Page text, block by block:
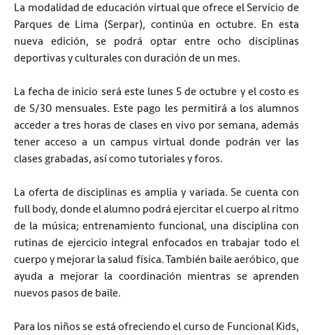
La modalidad de educación virtual que ofrece el Servicio de
Parques de Lima (Serpar), continúa en octubre. En esta
nueva edición, se podrá optar entre ocho disciplinas
deportivas y culturales con duración de un mes.
La fecha de inicio será este lunes 5 de octubre y el costo es
de S/30 mensuales. Este pago les permitirá a los alumnos
acceder a tres horas de clases en vivo por semana, además
tener acceso a un campus virtual donde podrán ver las
clases grabadas, así como tutoriales y foros.
La oferta de disciplinas es amplia y variada. Se cuenta con
full body, donde el alumno podrá ejercitar el cuerpo al ritmo
de la música; entrenamiento funcional, una disciplina con
rutinas de ejercicio integral enfocados en trabajar todo el
cuerpo y mejorar la salud física. También baile aeróbico, que
ayuda a mejorar la coordinación mientras se aprenden
nuevos pasos de baile.
Para los niños se está ofreciendo el curso de Funcional Kids,